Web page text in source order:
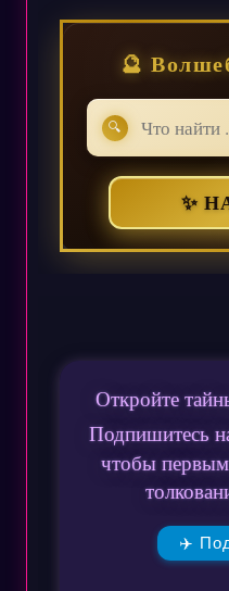
🔮
🔍
✨
Откройте
Подпишитесь
чтобы
✈️